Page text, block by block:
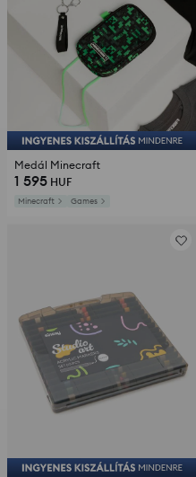
Medál Minecraft
1 595 HUF
Minecraft Games